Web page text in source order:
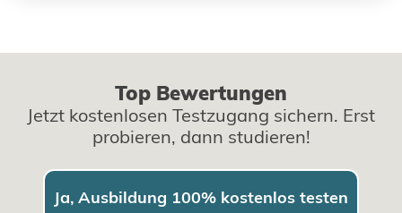
Top Bewertungen
Jetzt kostenlosen Testzugang sichern. Erst
probieren, dann studieren!
Ja, Ausbildung 100% kostenlos testen